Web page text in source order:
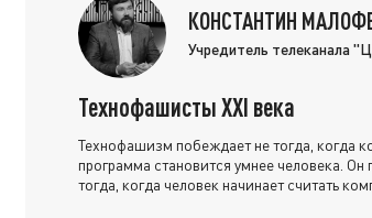
КОНСТАНТИН
Учредитель телеканала
Технофашисты XXI века
Технофашизм побеждает не тогда, когда
программа становится умнее человека. Он
тогда, когда человек начинает считать